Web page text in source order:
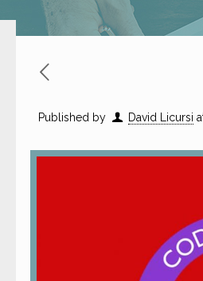
Published by David Licursi